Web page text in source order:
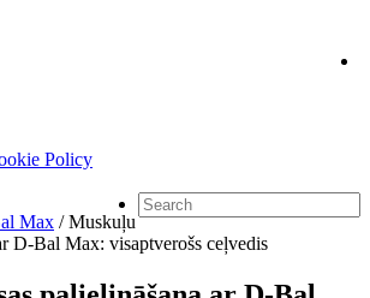
Policy
Max / Muskuļu
D-Bal Max: visaptverošs ceļvedis